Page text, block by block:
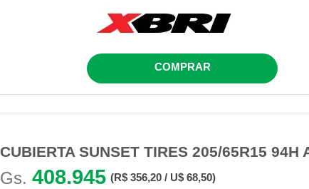
COMPRAR
CUBIERTA SUNSET TIRES 205/65R15 94H
Gs. 408.945 (R$ 356,20 / U$ 68,50)